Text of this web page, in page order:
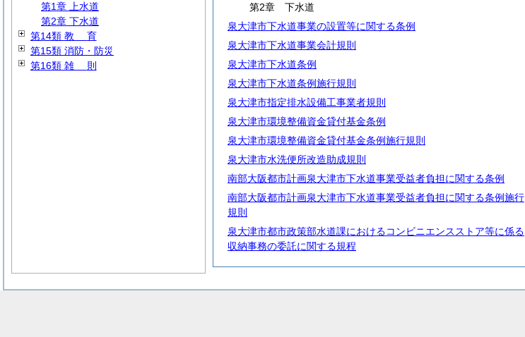
第2章 下水道
泉大津市下水道事業の設置等に関する条例
泉大津市下水道事業会計規則
泉大津市下水道条例
泉大津市下水道条例施行規則
泉大津市指定排水設備工事業者規則
泉大津市環境整備資金貸付基金条例
泉大津市環境整備資金貸付基金条例施行規則
泉大津市水洗便所改造助成規則
南部大阪都市計画泉大津市下水道事業受益者負担に関する条例
南部大阪都市計画泉大津市下水道事業受益者負担に関する条例施行
規則
泉大津市都市政策部水道課におけるコンビニエンスストア等に係る
収納事務の委託に関する規程
第1章 上水道
第2章 下水道
第14類 教 育
第15類 消防・防災
第16類 雑 則